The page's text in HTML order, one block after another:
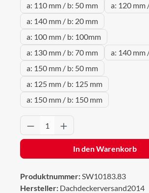
a: 110 mm / b: 50 mm
a: 120 mm
a: 140 mm / b: 20 mm
a: 100 mm / b: 100mm
a: 130 mm / b: 70 mm
a: 140 mm
a: 150 mm / b: 50 mm
a: 125 mm / b: 125 mm
a: 150 mm / b: 150 mm
Produkt Anzahl: Gib den
In den Warenkorb
Produktnummer:SW10183.83
Hersteller: Dachdeckerversand2014